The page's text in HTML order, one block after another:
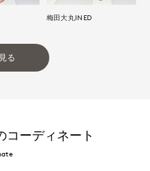
梅田大丸INED
る
コーディネート